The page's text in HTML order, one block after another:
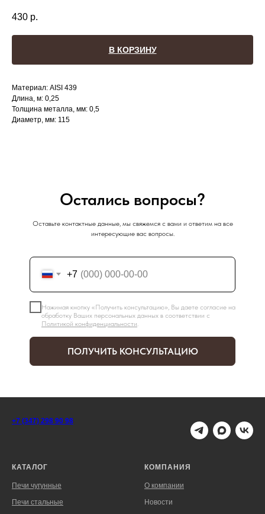
430 р.
В КОРЗИНУ
Материал: AISI 439
Длина, м: 0,25
Толщина металла, мм: 0,5
Диаметр, мм: 115
Остались вопросы?
Оставьте контактные данные, мы свяжемся с вами и ответим на все
интересующие вас вопросы.
+7
Нажимая кнопку «Получить консультацию», Вы даете согласие на
обработку Ваших персональных данных в соответствии с
Политикой конфиденциальности
ПОЛУЧИТЬ КОНСУЛЬТАЦИЮ
+7 (347) 298 90 98
КАТАЛОГ
Печи чугунные
Печи стальные
КОМПАНИЯ
О компании
Новости